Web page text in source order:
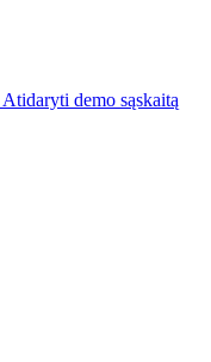
Atidaryti demo sąskaitą